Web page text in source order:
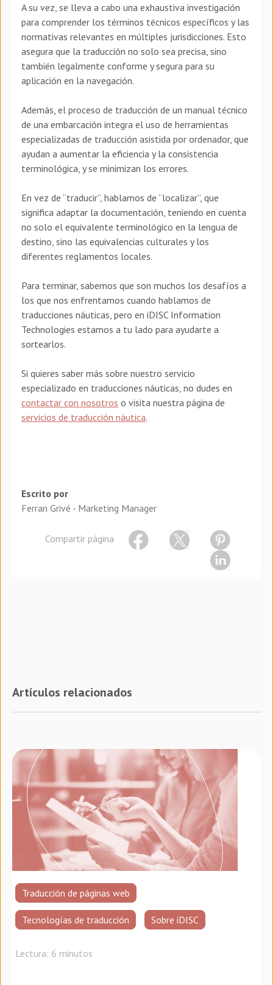
A su vez, se lleva a cabo una exhaustiva investigación
para comprender los términos técnicos específicos y las
normativas relevantes en múltiples jurisdicciones. Esto
asegura que la traducción no solo sea precisa, sino
también legalmente conforme y segura para su
aplicación en la navegación.
Además, el proceso de traducción de un manual técnico
de una embarcación integra el uso de herramientas
especializadas de traducción asistida por ordenador, que
ayudan a aumentar la eficiencia y la consistencia
terminológica, y se minimizan los errores.
En vez de “traducir”, hablamos de “localizar”, que
significa adaptar la documentación, teniendo en cuenta
no solo el equivalente terminológico en la lengua de
destino, sino las equivalencias culturales y los
diferentes reglamentos locales.
Para terminar, sabemos que son muchos los desafíos a
los que nos enfrentamos cuando hablamos de
traducciones náuticas, pero en iDISC Information
Technologies estamos a tu lado para ayudarte a
sortearlos.
Si quieres saber más sobre nuestro servicio
especializado en traducciones náuticas, no dudes en
contactar con nosotros o visita nuestra página de
servicios de traducción náutica.
Escrito por
Ferran Grivé - Marketing Manager
Compartir página
Artículos relacionados
Traducción de páginas web
Tecnologías de traducción Sobre iDISC
Lectura: 6 minutos